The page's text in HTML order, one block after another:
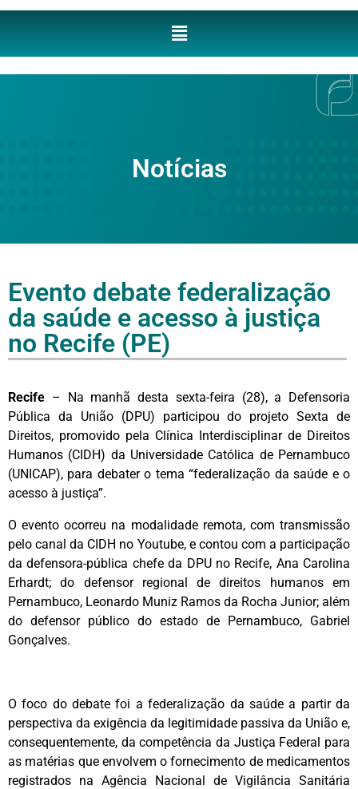
Notícias
Evento debate federalização
da saúde e acesso à justiça
no Recife (PE)
Recife – Na manhã desta sexta-feira (28), a Defensoria
Pública da União (DPU) participou do projeto Sexta de
Direitos, promovido pela Clínica Interdisciplinar de Direitos
Humanos (CIDH) da Universidade Católica de Pernambuco
(UNICAP), para debater o tema “federalização da saúde e o
acesso à justiça”.
O evento ocorreu na modalidade remota, com transmissão
pelo canal da CIDH no Youtube, e contou com a participação
da defensora-pública chefe da DPU no Recife, Ana Carolina
Erhardt; do defensor regional de direitos humanos em
Pernambuco, Leonardo Muniz Ramos da Rocha Junior; além
do defensor público do estado de Pernambuco, Gabriel
Gonçalves.
O foco do debate foi a federalização da saúde a partir da
perspectiva da exigência da legitimidade passiva da União e,
consequentemente, da competência da Justiça Federal para
as matérias que envolvem o fornecimento de medicamentos
registrados na Agência Nacional de Vigilância Sanitária